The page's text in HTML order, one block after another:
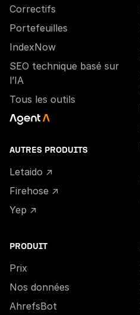
Correctifs
Portefeuilles
IndexNow
SEO technique basé sur
l’IA
Tous les outils
AUTRES PRODUITS
Letaido ↗
Firehose ↗
Yep ↗
PRODUIT
Prix
Nos données
AhrefsBot